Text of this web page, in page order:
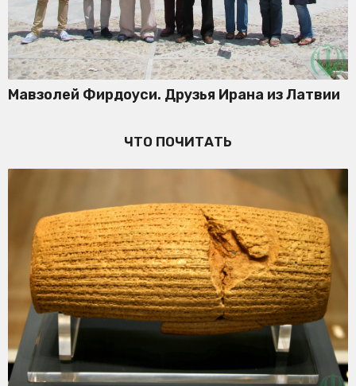
Мавзолей Фирдоуси. Друзья Ирана из Латвии
ЧТО ПОЧИТАТЬ